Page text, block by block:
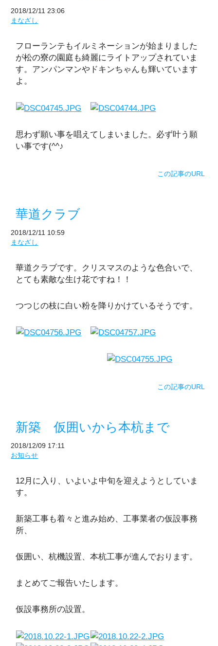
2018/12/11 23:06
まなざし
フローランテもイルミネーションが始まりました
が松の寮の園庭も綺麗にライトアップされていま
す。アンパンマンやドキンちゃんも輝いています
よ。
思わず願い事を唱えてしまいました。必ず叶う願
い事です(^^♪
この記事のURL
華道クラブ
2018/12/11 10:59
まなざし
華道クラブです。クリスマスのような色合いで、
とても素敵な生け花ですね！！
つつじの枝に白い粉を降りかけているそうです。
この記事のURL
新築 仮囲いから本杭まで
2018/12/09 17:11
お知らせ
12月に入り、いよいよ中旬を迎えようとしていま
す。
新築工事も着々と進み始め、工事業者の仮設事務
所、
仮囲い、杭機設置、本杭工事が進んでおります。
まとめてご報告いたします。
仮設事務所の設置。